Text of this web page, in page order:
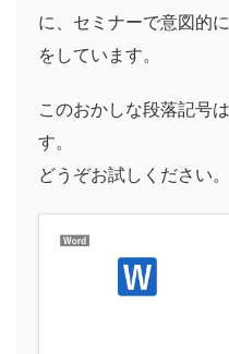
に、セミナーで意図的
をしています。
このおかしな段落記号
す。
どうぞお試しください。